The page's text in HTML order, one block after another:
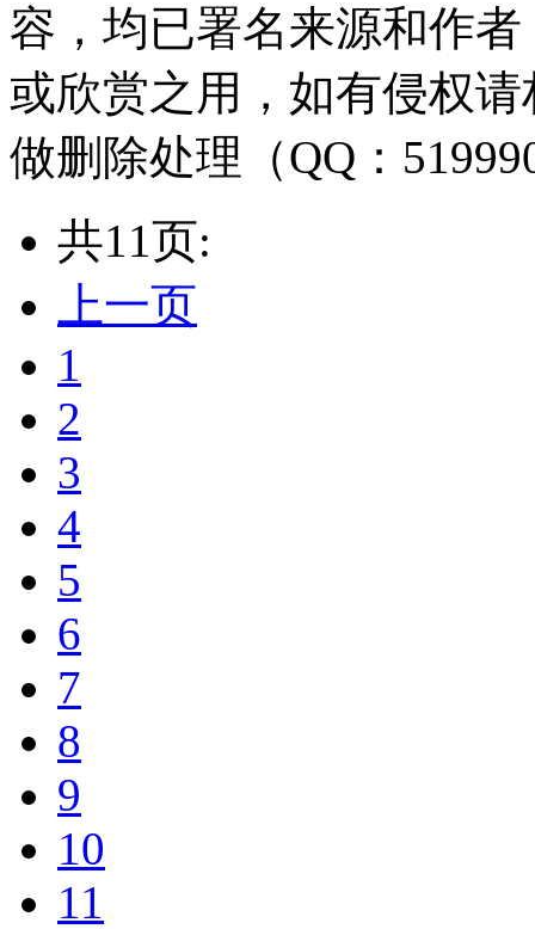
容，均已署名来源和作
或欣赏之用，如有侵权
做删除处理（QQ：
共11页:
上一页
1
2
3
4
5
6
7
8
9
10
11